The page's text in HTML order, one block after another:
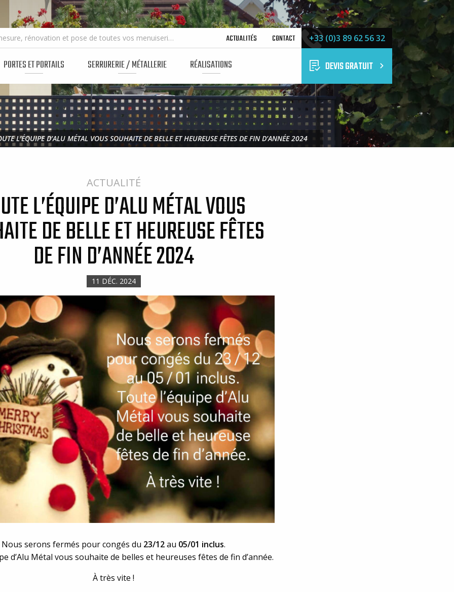
Fabrication sur mesure, rénovation et pose de toutes vos menuiseries ACTUALITÉS CONTACT
PORTES ET PORTAILS SERRURERIE / MÉTALLERIE RÉALISATIONS
+33 (0)3 89 62 56 32
DEVIS GRATUIT
L’ÉQUIPE D’ALU MÉTAL VOUS SOUHAITE DE BELLE ET HEUREUSE FÊTES DE FIN D’ANNÉE 2024
ACTUALITÉ
L’ÉQUIPE D’ALU MÉTAL VOUS
DE BELLE ET HEUREUSE FÊTES
DE FIN D’ANNÉE 2024
11 DÉC. 2024
Nous serons fermés pour congés du 23/12au 05/01 inclus.
d’Alu Métal vous souhaite de belles et heureuses fêtes de fin d’année.
À très vite !